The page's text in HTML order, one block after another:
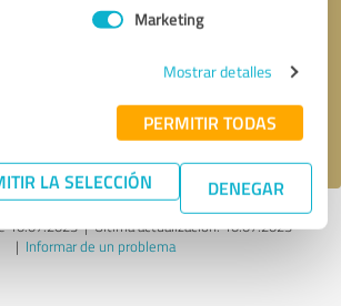
Marketing
Mostrar detalles
PERMITIR TODAS
LA SELECCIÓN DENEGAR
* campos obligatorios
10.07.2023 |Última actualización: 10.07.2023
| Informar de un problema